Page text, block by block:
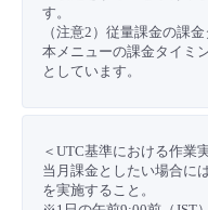
サポート
すべてのメニュ
モニタリング/監査
管理機能
ネットワーク
モニタリング/監査
■ セットアップガイド
- 新規お申し込み方法
- 初期設定・確認
- セキュリティ・監査
- IoT
サービス稼働状況
メンテナンス予定
パートナー
協業パートナー
トレーニング/操作動画
脱炭素化
す。
（注意2）従量課金の課
本メニューの課金タイミ
としています。
＜UTC基準における作業
当月課金としたい場合に
を実施すること。